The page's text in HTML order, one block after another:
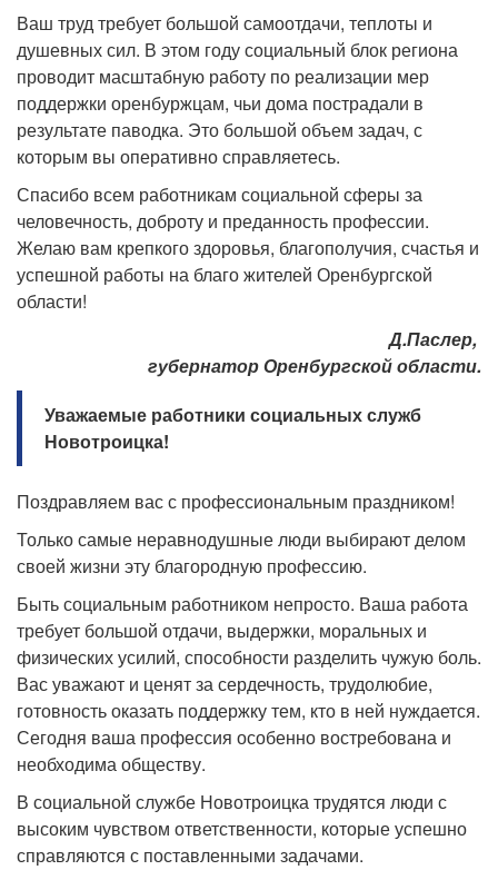
Ваш труд требует большой самоотдачи, теплоты и
душевных сил. В этом году социальный блок региона
проводит масштабную работу по реализации мер
поддержки оренбуржцам, чьи дома пострадали в
результате паводка. Это большой объем задач, с
которым вы оперативно справляетесь.
Спасибо всем работникам социальной сферы за
человечность, доброту и преданность профессии.
Желаю вам крепкого здоровья, благополучия, счастья и
успешной работы на благо жителей Оренбургской
области!
Д.Паслер,
губернатор Оренбургской области.
Уважаемые работники социальных служб
Новотроицка!
Поздравляем вас с профессиональным праздником!
Только самые неравнодушные люди выбирают делом
своей жизни эту благородную профессию.
Быть социальным работником непросто. Ваша работа
требует большой отдачи, выдержки, моральных и
физических усилий, способности разделить чужую боль.
Вас уважают и ценят за сердечность, трудолюбие,
готовность оказать поддержку тем, кто в ней нуждается.
Сегодня ваша профессия особенно востребована и
необходима обществу.
В социальной службе Новотроицка трудятся люди с
высоким чувством ответственности, которые успешно
справляются с поставленными задачами.